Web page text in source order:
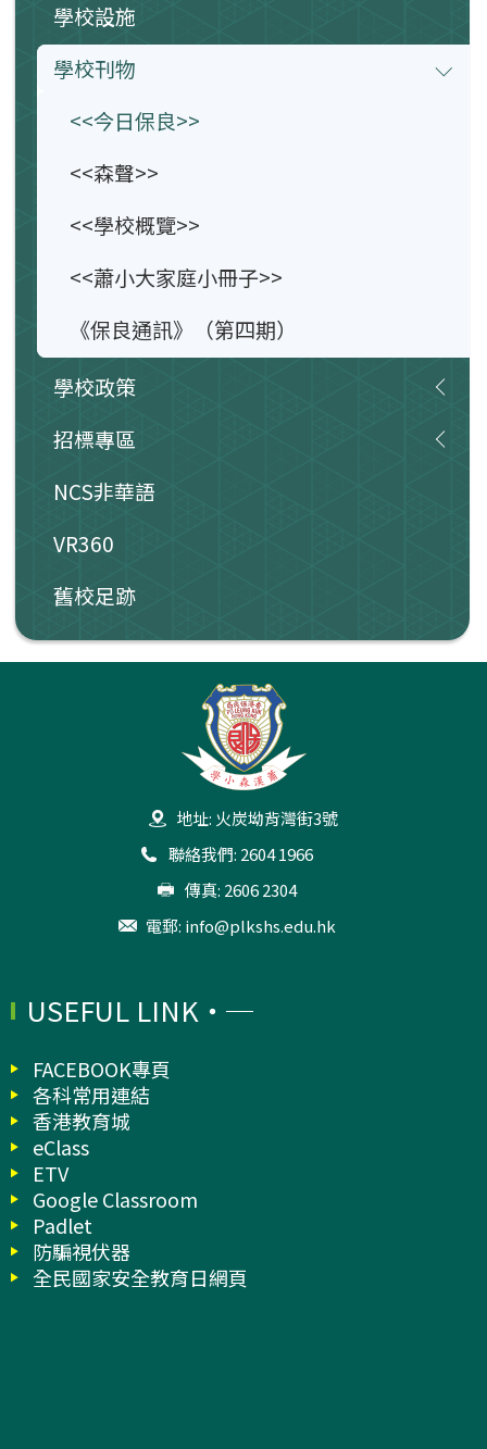
學校設施
學校刊物
<<今日保良>>
<<森聲>>
<<學校概覽>>
<<蕭小大家庭小冊子>>
《保良通訊》（第四期）
學校政策
招標專區
NCS非華語
VR360
舊校足跡
地址: 火炭坳背灣街3號
聯絡我們: 2604 1966
傳真: 2606 2304
電郵: info@plkshs.edu.hk
USEFUL LINK
FACEBOOK專頁
各科常用連結
香港教育城
eClass
ETV
Google Classroom
Padlet
防騙視伏器
全民國家安全教育日網頁